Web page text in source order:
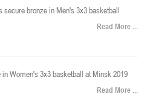
Дивизион 2, 14-16 апреля 2026 г., г.
secure bronze in Men's 3x3 basketball
Read More ...
in Women's 3x3 basketball at Minsk 2019
Read More ...